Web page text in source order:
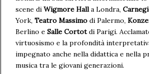
scene di Wigmore Halla Londra,
York, Teatro Massimo di Palermo,
Berlino e Salle Cortotdi Parigi.
virtuosismo e la profondità
impegnato anche nella didattica e nella
musica tra le giovani generazioni.